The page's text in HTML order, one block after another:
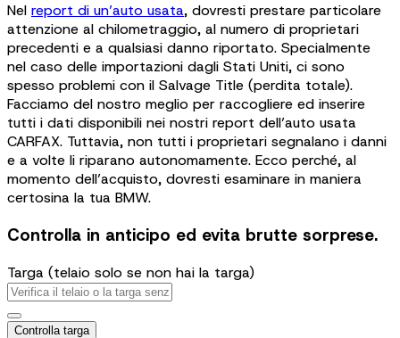
Nel report di un’auto usata, dovresti prestare particolare
attenzione al chilometraggio, al numero di proprietari
precedenti e a qualsiasi danno riportato. Specialmente
nel caso delle importazioni dagli Stati Uniti, ci sono
spesso problemi con il Salvage Title (perdita totale).
Facciamo del nostro meglio per raccogliere ed inserire
tutti i dati disponibili nei nostri report dell’auto usata
CARFAX. Tuttavia, non tutti i proprietari segnalano i danni
e a volte li riparano autonomamente. Ecco perché, al
momento dell’acquisto, dovresti esaminare in maniera
certosina la tua BMW.
Controlla in anticipo ed evita brutte sorprese.
Targa (telaio solo se non hai la targa)
Controlla targa